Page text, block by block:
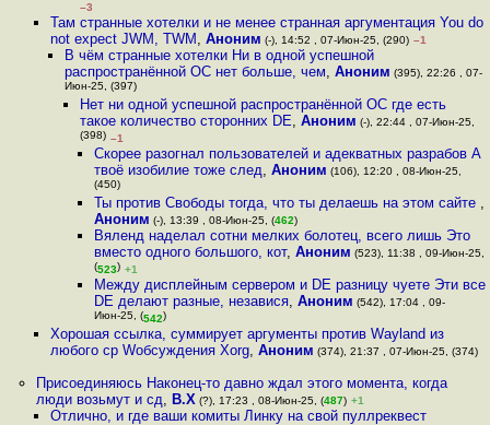
–3
Там странные хотелки и не менее странная аргументация You do
not expect JWM, TWM , Аноним (-), 14:52 , 07-Июн-25, (290) –1
В чём странные хотелки Ни в одной успешной
распространённой ОС нет больше, чем,Аноним (395), 22:26 , 07-
Июн-25, (397)
Нет ни одной успешной распространённой ОС где есть
такое количество сторонних DE, Аноним (-), 22:44 , 07-Июн-25,
(398) –1
Скорее разогнал пользователей и адекватных разрабов А
твоё изобилие тоже след, Аноним (106), 12:20 , 08-Июн-25,
(450)
Ты против Свободы тогда, что ты делаешь на этом сайте ,
Аноним (-), 13:39 , 08-Июн-25, (462)
Вяленд наделал сотни мелких болотец, всего лишь Это
вместо одного большого, кот, Аноним (523), 11:38 , 09-Июн-25,
(523) +1
Между дисплейным сервером и DE разницу чуете Эти все
DE делают разные, независя, Аноним (542), 17:04 , 09-
Июн-25, (542)
Хорошая ссылка, суммирует аргументы против Wayland из
любого ср Wобсуждения Xorg, Аноним (374), 21:37 , 07-Июн-25, (374)
Присоединяюсь Наконец-то давно ждал этого момента, когда
люди возьмут и сд, B.X (?), 17:23 , 08-Июн-25, (487) +1
Отлично, и где ваши комиты Линку на свой пуллреквест